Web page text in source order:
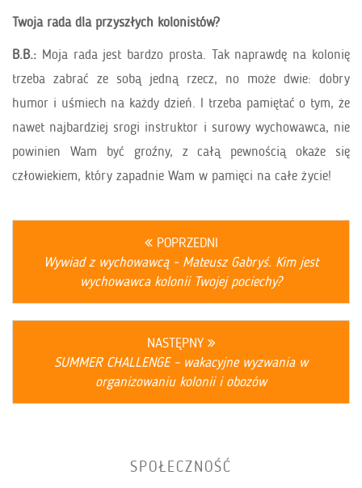
Twoja rada dla przyszłych kolonistów?
B.B.: Moja rada jest bardzo prosta. Tak naprawdę na kolonię
trzeba zabrać ze sobą jedną rzecz, no może dwie: dobry
humor i uśmiech na każdy dzień. I trzeba pamiętać o tym, że
nawet najbardziej srogi instruktor i surowy wychowawca, nie
powinien Wam być groźny, z całą pewnością okaże się
człowiekiem, który zapadnie Wam w pamięci na całe życie!
POPRZEDNI
Wywiad z wychowawcą - Mateusz Gabryś. Kim jest
wychowawca kolonii Twojej pociechy?
NASTĘPNY
SUMMER CHALLENGE – wakacyjne wyzwania w
organizowaniu kolonii i obozów
SPOŁECZNOŚĆ